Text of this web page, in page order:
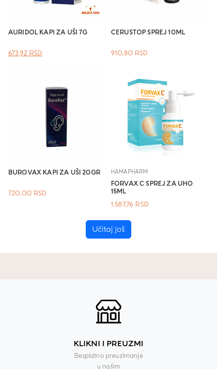
AURIDOL KAPI ZA UŠI 7G
ОРИГИНАЛНА
673,92 RSD
CERUSTOP SPREJ 10ML
910,80 RSD
BUROVAX KAPI ZA UŠI 20GR
720,00 RSD
HAMAPHARM
FORVAX C SPREJ ZA UHO
15ML
1.587,76 RSD
Učitaj još
KLIKNI I PREUZMI
Besplatno preuzimanje
u našim